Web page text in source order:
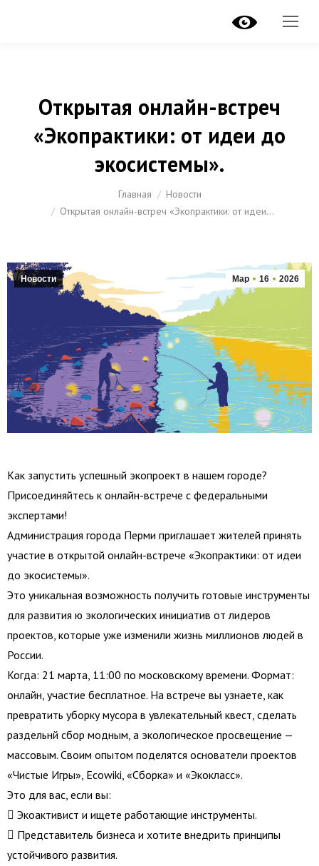
Открытая онлайн-встреч
«Экопрактики: от идеи до
экосистемы».
Главная
Новости
Открытая онлайн-встреч «Экопрактики: от идеи…
Мар 16 2026
Новости
Как запустить успешный экопроект в нашем городе?
Присоединяйтесь к онлайн-встрече с федеральными
экспертами!
Администрация города Перми приглашает жителей принять
участие в открытой онлайн-встрече «Экопрактики: от идеи
до экосистемы».
Это уникальная возможность получить готовые инструменты
для развития ю экологических инициатив от лидеров
проектов, которые уже изменили жизнь миллионов людей в
России.
Когда: 21 марта, 11:00 по московскому времени. Формат:
онлайн, участие бесплатное. На встрече вы узнаете, как
превратить уборку мусора в увлекательный квест, сделать
раздельнй сбор модным, а экологическое просвещение —
массовым. Своим опытом поделятся основатели проектов
«Чистые Игры», Ecowiki, «Сборка» и «Экокласс».
Это для вас, если вы:
 Экоактивист и ищете работающие инструменты.
 Представитель бизнеса и хотите внедрить принципы
устойчивого развития.